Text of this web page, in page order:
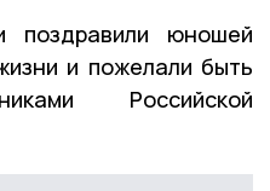
поздравили юношей
и пожелали быть
Российской